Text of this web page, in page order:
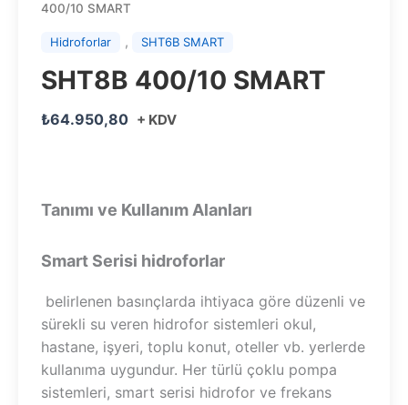
400/10 SMART
Hidroforlar , SHT6B SMART
SHT8B 400/10 SMART
₺64.950,80 + KDV
Tanımı ve Kullanım Alanları
Smart Serisi hidroforlar
belirlenen basınçlarda ihtiyaca göre düzenli ve
sürekli su veren hidrofor sistemleri okul,
hastane, işyeri, toplu konut, oteller vb. yerlerde
kullanıma uygundur. Her türlü çoklu pompa
sistemleri, smart serisi hidrofor ve frekans